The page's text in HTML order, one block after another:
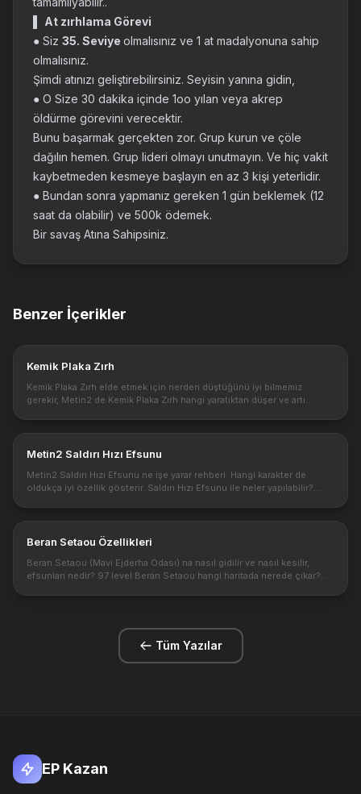
At zırhlama Görevi
● Siz 35. Seviye olmalısınız ve 1 at madalyonuna sahip
olmalısınız.
Şimdi atınızı geliştirebilirsiniz. Seyisin yanına gidin,
● O Size 30 dakika içinde 1oo yılan veya akrep
öldürme görevini verecektir.
Bunu başarmak gerçekten zor. Grup kurun ve çöle
dağılın hemen. Grup lideri olmayı unutmayın. Ve hiç vakit
kaybetmeden kesmeye başlayın en az 3 kişi yeterlidir.
● Bundan sonra yapmanız gereken 1 gün beklemek (12
saat da olabilir) ve 500k ödemek.
Bir savaş Atına Sahipsiniz.
Benzer İçerikler
Kemik Plaka Zırh
Kemik Plaka Zırh elde etmek için nerden düştüğünü iyi bilmemiz
gerekir, Metin2 de Kemik Plaka Zırh hangi yaratıktan düşer ve artı
Metin2 Saldırı Hızı Efsunu
Metin2 Saldırı Hızı Efsunu ne işe yarar rehberi. Hangi karakter de
oldukça iyi özellik gösterir. Saldırı Hızı Efsunu ile neler yapılabilir?
Beran Setaou Özellikleri
Beran Setaou (Mavi Ejderha Odası) na nasıl gidilir ve nasıl kesilir,
efsunları nedir? 97 level Beran Setaou hangi haritada nerede çıkar?
Tüm Yazılar
EP Kazan